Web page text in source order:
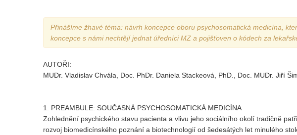
Vydání 3-4/
Vydání 1-2/
Vydání 2-
Přinášíme žhavé téma: návrh koncepce oboru psychosomatická medicína,
koncepce s námi nechtějí jednat úředníci MZ a pojišťoven o kódech za
AUTOŘI:
MUDr. Vladislav Chvála, Doc. PhDr. Daniela Stackeová, PhD., Doc. MUDr. Jiří
1. PREAMBULE: SOUČASNÁ PSYCHOSOMATICKÁ MEDICÍNA
Zohlednění psychického stavu pacienta a vlivu jeho sociálního okolí tradičně
rozvoj biomedicínského poznání a biotechnologií od šedesátých let minulého